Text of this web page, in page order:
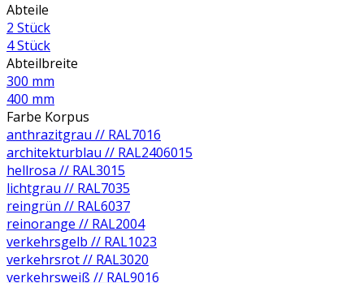
Abteile
2 Stück
4 Stück
Abteilbreite
300 mm
400 mm
Farbe Korpus
anthrazitgrau // RAL7016
architekturblau // RAL2406015
hellrosa // RAL3015
lichtgrau // RAL7035
reingrün // RAL6037
reinorange // RAL2004
verkehrsgelb // RAL1023
verkehrsrot // RAL3020
verkehrsweiß // RAL9016